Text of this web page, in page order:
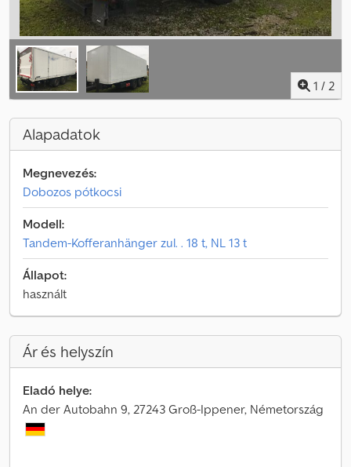
1 / 2
Alapadatok
Megnevezés:
Dobozos pótkocsi
Modell:
Tandem-Kofferanhänger zul. . 18 t, NL 13 t
Állapot:
használt
Ár és helyszín
Eladó helye:
An der Autobahn 9, 27243 Groß-Ippener, Németország